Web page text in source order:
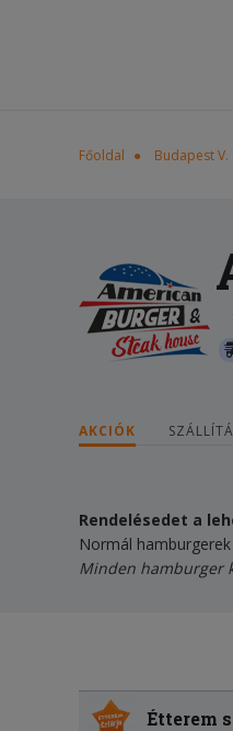
Főoldal Budapest
AKCIÓK
Rendelésedet a
Normál hamburgerek
Minden hamburger
Étterem